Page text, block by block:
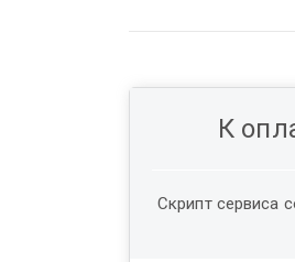
К
Скрипт сервиса